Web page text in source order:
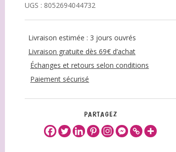
UGS : 8052694044732
Livraison estimée : 3 jours ouvrés
Livraison gratuite dès 69€ d’achat
Échanges et retours selon conditions
Paiement sécurisé
PARTAGEZ